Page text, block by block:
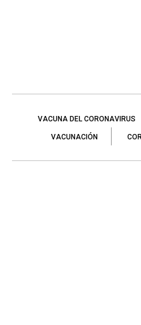
VACUNA DEL CORONAVIRUS
VACUNACIÓN